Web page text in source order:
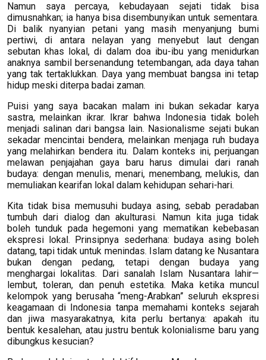
Namun saya percaya, kebudayaan sejati tidak bisa
dimusnahkan; ia hanya bisa disembunyikan untuk sementara.
Di balik nyanyian petani yang masih menyanjung bumi
pertiwi, di antara nelayan yang menyebut laut dengan
sebutan khas lokal, di dalam doa ibu-ibu yang menidurkan
anaknya sambil bersenandung tetembangan, ada daya tahan
yang tak tertaklukkan. Daya yang membuat bangsa ini tetap
hidup meski diterpa badai zaman.
Puisi yang saya bacakan malam ini bukan sekadar karya
sastra, melainkan ikrar. Ikrar bahwa Indonesia tidak boleh
menjadi salinan dari bangsa lain. Nasionalisme sejati bukan
sekadar mencintai bendera, melainkan menjaga ruh budaya
yang melahirkan bendera itu. Dalam konteks ini, perjuangan
melawan penjajahan gaya baru harus dimulai dari ranah
budaya: dengan menulis, menari, menembang, melukis, dan
memuliakan kearifan lokal dalam kehidupan sehari-hari.
Kita tidak bisa memusuhi budaya asing, sebab peradaban
tumbuh dari dialog dan akulturasi. Namun kita juga tidak
boleh tunduk pada hegemoni yang mematikan kebebasan
ekspresi lokal. Prinsipnya sederhana: budaya asing boleh
datang, tapi tidak untuk menindas. Islam datang ke Nusantara
bukan dengan pedang, tetapi dengan budaya yang
menghargai lokalitas. Dari sanalah Islam Nusantara lahir—
lembut, toleran, dan penuh estetika. Maka ketika muncul
kelompok yang berusaha “meng-Arabkan” seluruh ekspresi
keagamaan di Indonesia tanpa memahami konteks sejarah
dan jiwa masyarakatnya, kita perlu bertanya: apakah itu
bentuk kesalehan, atau justru bentuk kolonialisme baru yang
dibungkus kesucian?